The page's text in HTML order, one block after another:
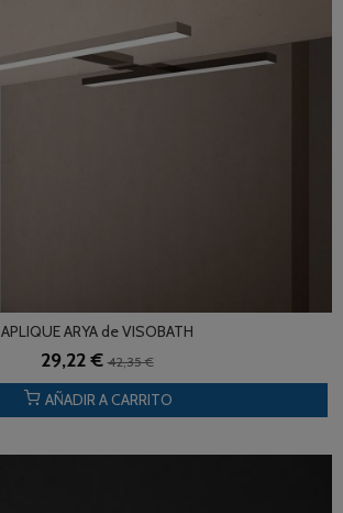
APLIQUE ARYA de VISOBATH
29,22 €42,35 €
AÑADIR A CARRITO